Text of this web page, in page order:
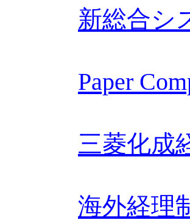
新総合シ
Paper
三菱化成
海外経理